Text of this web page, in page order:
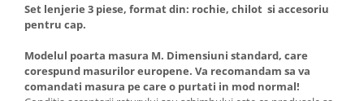
Set lenjerie 3 piese, format din: rochie, chilot si accesoriu
pentru cap.
Modelul poarta masura M. Dimensiuni standard, care
corespund masurilor europene. Va recomandam sa va
comandati masura pe care o purtati in mod normal!